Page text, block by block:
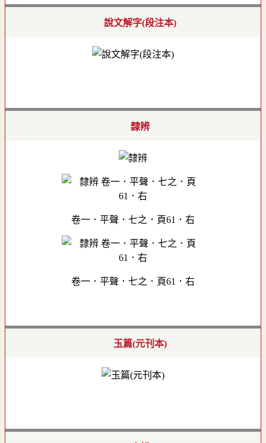
說文解字(段注本)
隸辨
卷一．平聲．七之．頁61．右
卷一．平聲．七之．頁61．右
玉篇(元刊本)